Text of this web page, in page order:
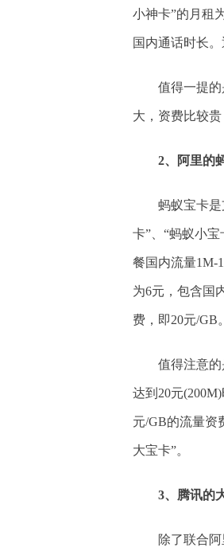
小神卡”的月租
国内通话时长。
值得一提
大，资费比较
2、阿里的
蚂蚁宝卡
卡”、“蚂蚁小
餐国内流量1M-
为6元，包含国
费，即20元/GB。
值得注意
达到20元
元/GB的流量资
大宝卡”。
3、腾讯的
除了联合